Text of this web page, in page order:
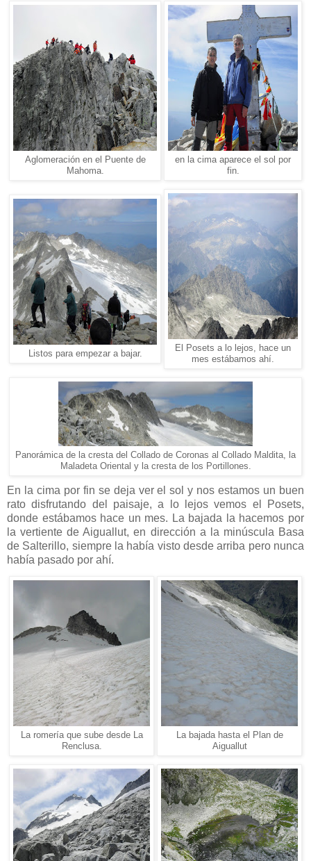
Aglomeración en el Puente de
Mahoma.
en la cima aparece el sol por
fin.
Listos para empezar a bajar.
El Posets a lo lejos, hace un
mes estábamos ahí.
Panorámica de la cresta del Collado de Coronas al Collado Maldita, la
Maladeta Oriental y la cresta de los Portillones.
En la cima por fin se deja ver el sol y nos estamos un buen
rato disfrutando del paisaje, a lo lejos vemos el Posets,
donde estábamos hace un mes. La bajada la hacemos por
la vertiente de Aiguallut, en dirección a la minúscula Basa
de Salterillo, siempre la había visto desde arriba pero nunca
había pasado por ahí.
La romería que sube desde La
Renclusa.
La bajada hasta el Plan de
Aiguallut